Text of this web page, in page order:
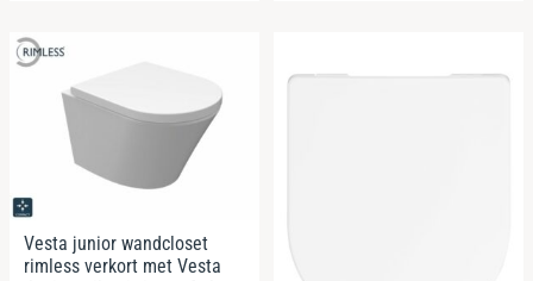
Vesta junior wandcloset
rimless verkort met Vesta